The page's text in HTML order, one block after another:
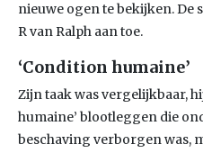
nieuwe ogen te bekijken. De
R van Ralph aan toe.
‘Condition humaine’
Zijn taak was vergelijkbaar,
humaine’ blootleggen die
beschaving verborgen was,